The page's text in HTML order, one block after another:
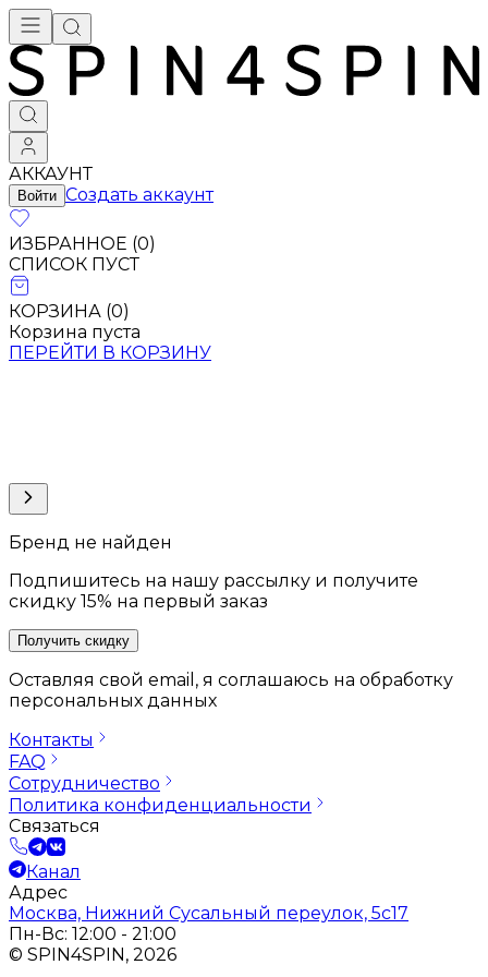
АККАУНТ
Войти Создать аккаунт
ИЗБРАННОЕ (0)
СПИСОК ПУСТ
КОРЗИНА (0)
Корзина пуста
ПЕРЕЙТИ В КОРЗИНУ
Бренд не найден
Подпишитесь на нашу рассылку и получите
скидку 15% на первый заказ
Получить скидку
Оставляя свой email, я соглашаюсь на обработку
персональных данных
Контакты
FAQ
Сотрудничество
Политика конфиденциальности
Связаться
Канал
Адрес
Москва, Нижний Сусальный переулок, 5с17
Пн-Вс: 12:00 - 21:00
© SPIN4SPIN, 2026
Брендовая одежда - купить в Москве